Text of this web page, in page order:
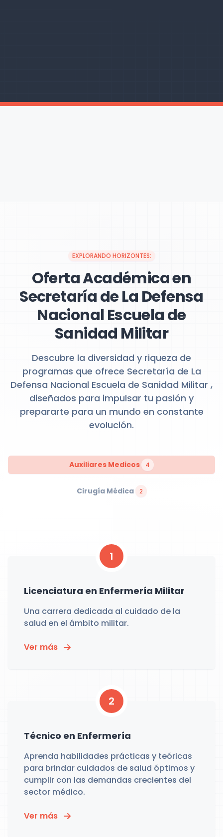
EXPLORANDO HORIZONTES:
Oferta Académica en
Secretaría de La Defensa
Nacional Escuela de
Sanidad Militar
Descubre la diversidad y riqueza de
programas que ofrece Secretaría de La
Defensa Nacional Escuela de Sanidad Militar ,
diseñados para impulsar tu pasión y
prepararte para un mundo en constante
evolución.
Auxiliares Medicos 4
Cirugía Médica 2
1
Licenciatura en Enfermería Militar
Una carrera dedicada al cuidado de la
salud en el ámbito militar.
Ver más
2
Técnico en Enfermería
Aprenda habilidades prácticas y teóricas
para brindar cuidados de salud óptimos y
cumplir con las demandas crecientes del
sector médico.
Ver más